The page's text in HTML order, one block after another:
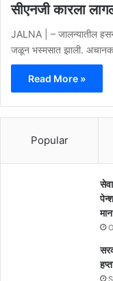
सीएनजी कारला
JALNA | – जालन्यातील
जळून भस्मसात झाली.
Read More »
Popular